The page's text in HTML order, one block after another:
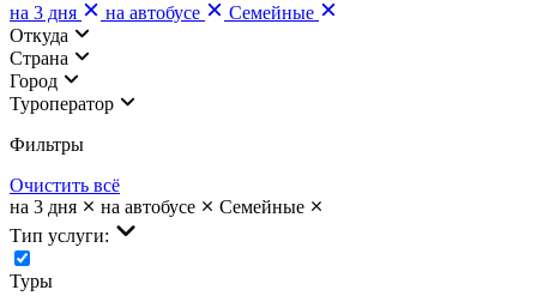
на 3 дня
на автобусе
Семейные
Откуда
Страна
Город
Туроператор
Фильтры
Очистить всё
на 3 дня
на автобусе
Семейные
Тип услуги:
Туры